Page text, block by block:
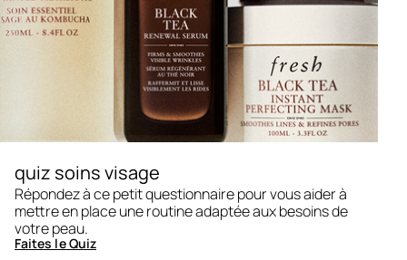
quiz soins visage
Répondez à ce petit questionnaire pour vous aider à
mettre en place une routine adaptée aux besoins de
votre peau.
Faites le Quiz